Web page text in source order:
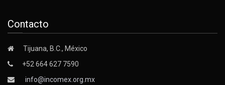
Contacto
Tijuana, B.C., México
+52 664 627 7590
info@incomex.org.mx